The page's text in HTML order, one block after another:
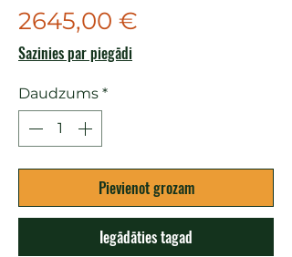
2645,00 €
Sazinies par piegādi
Daudzums *
Pievienot grozam
Iegādāties tagad